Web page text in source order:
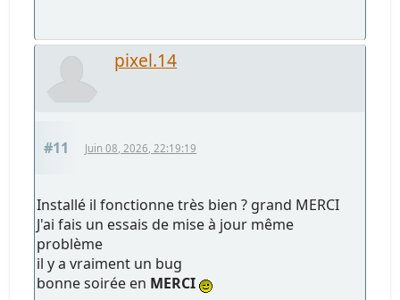
pixel.14
#11 Juin 08, 2026, 22:19:19
Installé il fonctionne très bien ? grand MERCI
J'ai fais un essais de mise à jour même
problème
il y a vraiment un bug
bonne soirée en MERCI